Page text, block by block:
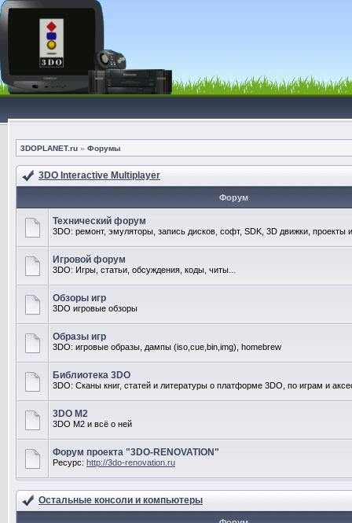
3DOPLANET.ru » Форумы
3DO Interactive Multiplayer
Форум
Технический форум
3DO: ремонт, эмуляторы, запись дисков, софт, SDK, 3D движки, проекты
Игровой форум
3DO: Игры, статьи, обсуждения, коды, читы...
Обзоры игр
3DO игровые обзоры
Образы игр
3DO: игровые образы, дампы (iso,cue,bin,img), homebrew
Библиотека 3DO
3DO: Сканы книг, статей и литературы о платформе 3DO, по играм и
3DO M2
3DO M2 и всё о ней
Форум проекта "3DO-RENOVATION"
Ресурс: http://3do-renovation.ru
Остальные консоли и компьютеры